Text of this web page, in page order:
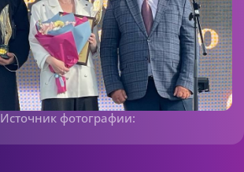
Источник фотографии: